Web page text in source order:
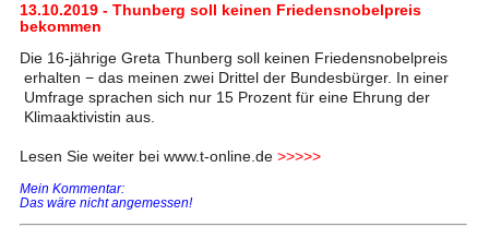
13.10.2019 - Thunberg soll keinen Friedensnobelpreis
bekommen
Die 16-jährige Greta Thunberg soll keinen Friedensnobelpreis
erhalten − das meinen zwei Drittel der Bundesbürger. In einer
Umfrage sprachen sich nur 15 Prozent für eine Ehrung der
Klimaaktivistin aus.
Lesen Sie weiter bei www.t-online.de >>>>>
Mein Kommentar:
Das wäre nicht angemessen!